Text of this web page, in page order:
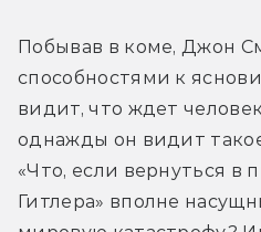
Побывав в коме, Джон
способностями к
видит, что ждет
однажды он видит
«Что, если вернуться в
Гитлера» вполне